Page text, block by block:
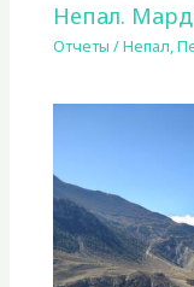
Непал.
Отчеты /Непал,